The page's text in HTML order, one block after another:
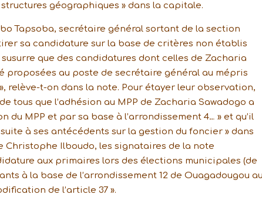
géographiques » dans la capitale.
Tapsoba, secrétaire général sortant de la section
sa candidature sur la base de critères non établis
que des candidatures dont celles de Zacharia
proposées au poste de secrétaire général au mépris
relève-t-on dans la note. Pour étayer leur observation,
tous que l’adhésion au MPP de Zacharia Sawadogo a
MPP et par sa base à l’arrondissement 4… » et qu’il
à ses antécédents sur la gestion du foncier » dans
Christophe Ilboudo, les signataires de la note
aux primaires lors des élections municipales (de
à la base de l’arrondissement 12 de Ouagadougou au
de l’article 37 ».